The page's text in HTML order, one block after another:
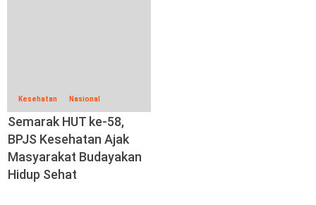
Kesehatan Nasional
Semarak HUT ke-58,
BPJS Kesehatan Ajak
Masyarakat Budayakan
Hidup Sehat